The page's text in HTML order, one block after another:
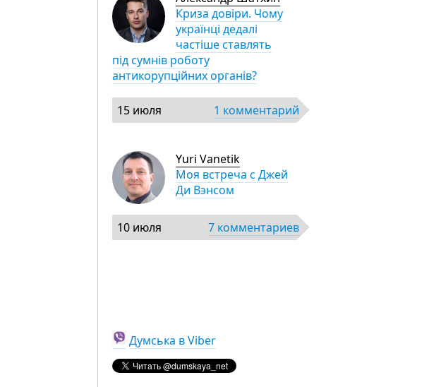
Криза довіри. Чому
українці дедалі
частіше ставлять
під сумнів роботу
антикорупційних органів?
15 июля 1 комментарий
Yuri Vanetik
Моя встреча с Джей
Ди Вэнсом
10 июля 7 комментариев
Думська в Viber